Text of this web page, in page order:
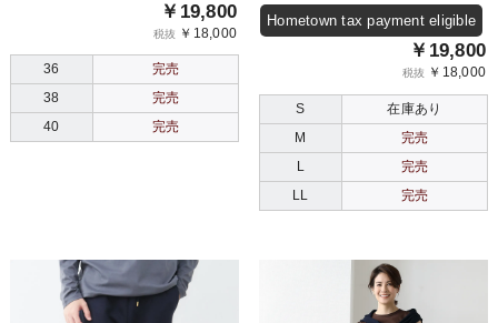
￥19,800
税抜 ￥18,000
36
完売
38
完売
40
完売
Hometown tax payment eligible
￥19,800
税抜 ￥18,000
S
在庫あり
M
完売
L
完売
LL
完売